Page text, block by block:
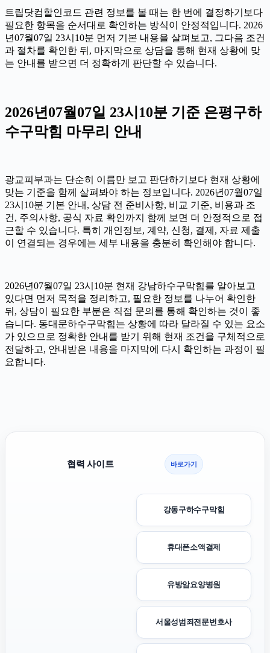
트립닷컴할인코드 관련 정보를 볼 때는 한 번에 결정하기보다
필요한 항목을 순서대로 확인하는 방식이 안정적입니다. 2026
년07월07일 23시10분 먼저 기본 내용을 살펴보고, 그다음 조건
과 절차를 확인한 뒤, 마지막으로 상담을 통해 현재 상황에 맞
는 안내를 받으면 더 정확하게 판단할 수 있습니다.
2026년07월07일 23시10분 기준 은평구하
수구막힘 마무리 안내
광교피부과는 단순히 이름만 보고 판단하기보다 현재 상황에
맞는 기준을 함께 살펴봐야 하는 정보입니다. 2026년07월07일
23시10분 기본 안내, 상담 전 준비사항, 비교 기준, 비용과 조
건, 주의사항, 공식 자료 확인까지 함께 보면 더 안정적으로 접
근할 수 있습니다. 특히 개인정보, 계약, 신청, 결제, 자료 제출
이 연결되는 경우에는 세부 내용을 충분히 확인해야 합니다.
2026년07월07일 23시10분 현재 강남하수구막힘를 알아보고
있다면 먼저 목적을 정리하고, 필요한 정보를 나누어 확인한
뒤, 상담이 필요한 부분은 직접 문의를 통해 확인하는 것이 좋
습니다. 동대문하수구막힘는 상황에 따라 달라질 수 있는 요소
가 있으므로 정확한 안내를 받기 위해 현재 조건을 구체적으로
전달하고, 안내받은 내용을 마지막에 다시 확인하는 과정이 필
요합니다.
협력 사이트 바로가기
강동구하수구막힘
휴대폰소액결제
유방암요양병원
서울성범죄전문변호사